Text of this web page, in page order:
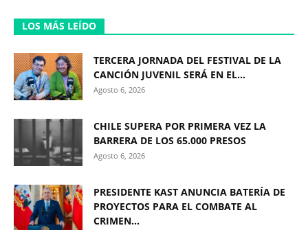
LOS MÁS LEÍDO
TERCERA JORNADA DEL FESTIVAL DE LA
CANCIÓN JUVENIL SERÁ EN EL...
Agosto 6, 2026
CHILE SUPERA POR PRIMERA VEZ LA
BARRERA DE LOS 65.000 PRESOS
Agosto 6, 2026
PRESIDENTE KAST ANUNCIA BATERÍA DE
PROYECTOS PARA EL COMBATE AL
CRIMEN...